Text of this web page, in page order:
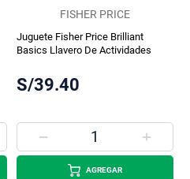
FISHER PRICE
Juguete Fisher Price Brilliant
Basics Llavero De Actividades
S/39.40
AGREGAR